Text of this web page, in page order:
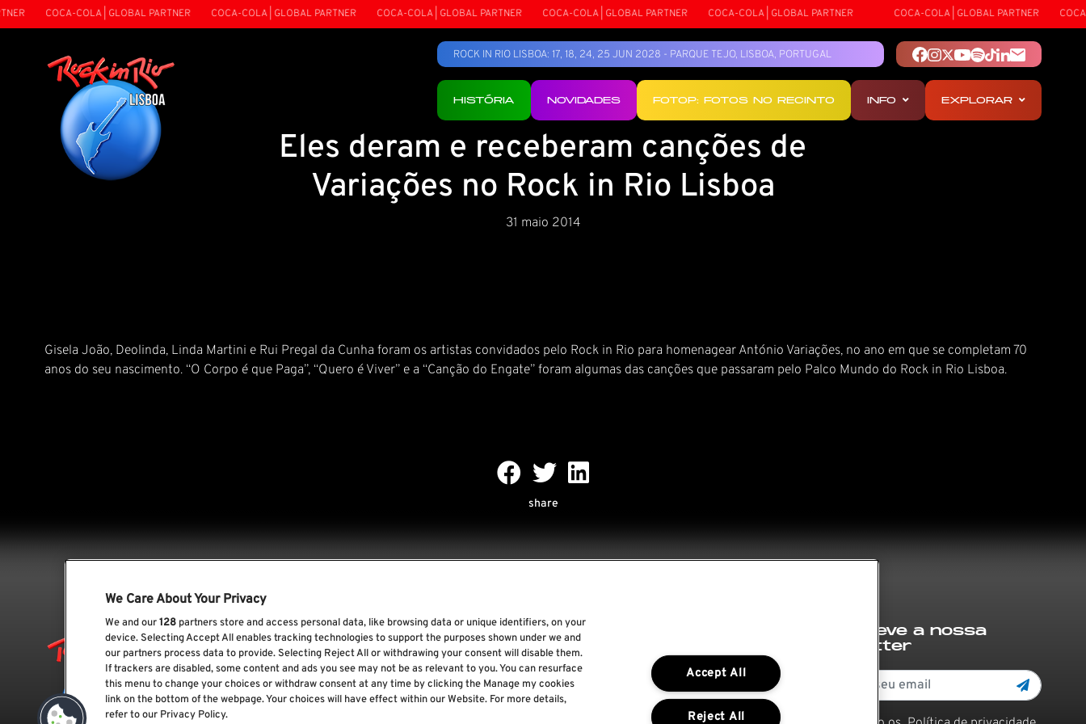
COCA-COLA | GLOBAL PARTNER COCA-COLA | GLOBAL PARTNER COCA-COLA | GLOBAL PARTNER COCA-COLA | GLOBAL PARTNER COCA-COLA | GLOBAL PARTNER COCA-COLA | GLOBAL PARTNER
ROCK IN RIO LISBOA: 17, 18, 24, 25 JUN 2028 - PARQUE TEJO, LISBOA, PORTUGAL
HISTÓRIA NOVIDADES FOTOP: FOTOS NO RECINTO INFO EXPLORAR
Eles deram e receberam canções de
Variações no Rock in Rio Lisboa
31 maio 2014
Gisela João, Deolinda, Linda Martini e Rui Pregal da Cunha foram os artistas convidados pelo Rock in Rio para homenagear António Variações, no ano em que se completam 70
anos do seu nascimento. “O Corpo é que Paga”, “Quero é Viver” e a “Canção do Engate” foram algumas das canções que passaram pelo Palco Mundo do Rock in Rio Lisboa.
share
Rock World
Rock In Rio
The Town
Por um Mundo Melhor
Subscreve a nossa
newsletter
We Care About Your Privacy
We and our128 partners store and access personal data, like browsing data or unique identifiers, on your
device. Selecting Accept All enables tracking technologies to support the purposes shown under we and
our partners process data to provide. Selecting Reject All or withdrawing your consent will disable them.
If trackers are disabled, some content and ads you see may not be as relevant to you. You can resurface
this menu to change your choices or withdraw consent at any time by clicking the Manage my cookies
link on the bottom of the webpage. Your choices will have effect within our Website. For more details,
refer to our Privacy Policy.
Accept All
Reject All